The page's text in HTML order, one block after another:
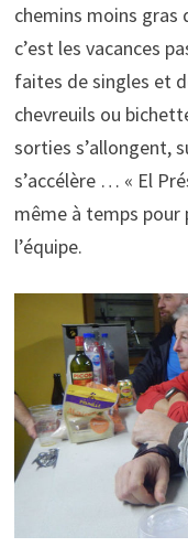
chemins moins gras
c’est les vacances
faites de singles et
chevreuils ou
sorties s’allongent,
s’accélère … « El
même à temps
l’équipe.